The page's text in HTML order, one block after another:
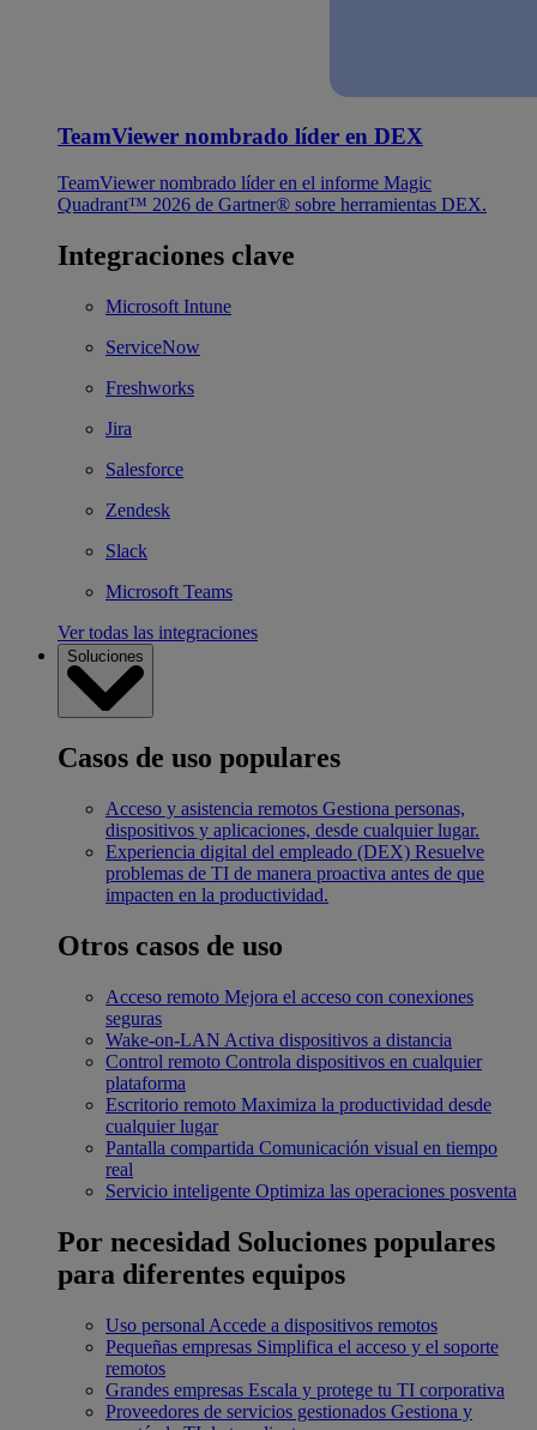
TeamViewer nombrado líder en DEX
TeamViewer nombrado líder en el informe Magic
Quadrant™ 2026 de Gartner® sobre herramientas DEX.
Integraciones clave
Microsoft Intune
ServiceNow
Freshworks
Jira
Salesforce
Zendesk
Slack
Microsoft Teams
Ver todas las integraciones
Soluciones
Casos de uso populares
Acceso y asistencia remotos Gestiona personas,
dispositivos y aplicaciones, desde cualquier lugar.
Experiencia digital del empleado (DEX) Resuelve
problemas de TI de manera proactiva antes de que
impacten en la productividad.
Otros casos de uso
Acceso remoto Mejora el acceso con conexiones
seguras
Wake-on-LAN Activa dispositivos a distancia
Control remoto Controla dispositivos en cualquier
plataforma
Escritorio remoto Maximiza la productividad desde
cualquier lugar
Pantalla compartida Comunicación visual en tiempo
real
Servicio inteligente Optimiza las operaciones posventa
Por necesidad Soluciones populares
para diferentes equipos
Uso personal Accede a dispositivos remotos
Pequeñas empresas Simplifica el acceso y el soporte
remotos
Grandes empresas Escala y protege tu TI corporativa
Proveedores de servicios gestionados Gestiona y